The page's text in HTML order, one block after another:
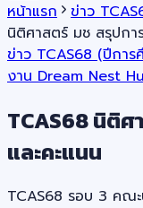
หน้าแรก ข่าว
นิติศาสตร์ มช สรุปกา
ข่าว TCAS68 (ปีกา
งาน Dream Nest
TCAS68 นิติ
และคะแนน
TCAS68 รอบ 3 คณ